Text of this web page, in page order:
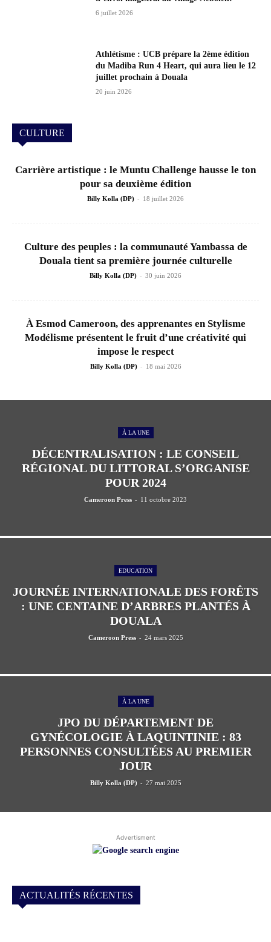
6 juillet 2026
Athlétisme : UCB prépare la 2ème édition
du Madiba Run 4 Heart, qui aura lieu le 12
juillet prochain à Douala
20 juin 2026
CULTURE
Carrière artistique : le Muntu Challenge hausse le ton
pour sa deuxième édition
Billy Kolla (DP) - 18 juillet 2026
Culture des peuples : la communauté Yambassa de
Douala tient sa première journée culturelle
Billy Kolla (DP) - 30 juin 2026
À Esmod Cameroon, des apprenantes en Stylisme
Modélisme présentent le fruit d’une créativité qui
impose le respect
Billy Kolla (DP) - 18 mai 2026
À LA UNE
DÉCENTRALISATION : LE CONSEIL
RÉGIONAL DU LITTORAL S’ORGANISE
POUR 2024
Cameroon Press - 11 octobre 2023
EDUCATION
JOURNÉE INTERNATIONALE DES FORÊTS
: UNE CENTAINE D’ARBRES PLANTÉS À
DOUALA
Cameroon Press - 24 mars 2025
À LA UNE
JPO DU DÉPARTEMENT DE
GYNÉCOLOGIE À LAQUINTINIE : 83
PERSONNES CONSULTÉES AU PREMIER
JOUR
Billy Kolla (DP) - 27 mai 2025
Advertisment
ACTUALITÉS RÉCENTES